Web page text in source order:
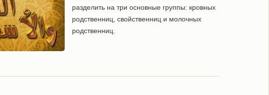
разделить на три основные группы: кровных
родственниц, свойственниц и молочных
родственниц.